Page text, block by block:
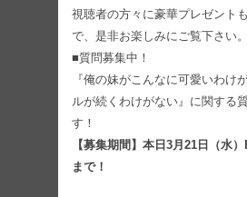
視聴者の方々に豪華プレゼント
で、是非お楽しみにご覧下さい。
■質問募集中！
『俺の妹がこんなに可愛いわけ
ルが続くわけがない』に関する
す！
【募集期間】本日3月21日（水
まで！